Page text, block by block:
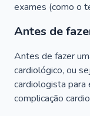
exames (como o
Antes de
Antes de fazer
cardiológico, ou
cardiologista para
complicação